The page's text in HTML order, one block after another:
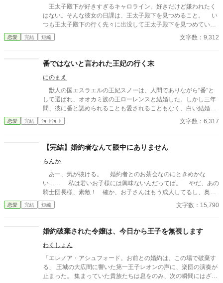
王太子殿下が好きすぎるキャロライン。好きだけど嫌われたく
はない。そんな彼女の日課は、王太子殿下を見つめること。 い
つも王太子殿下の行く先々に出没して王太子殿下を見つめていた
が、ついにそんな生活が終わるときが来る。 聖女が現れたの
だ。そして、さらにショックなことに、自分が乙女ゲームの世界
殿下に嫌われたくはないキャロラインは、王太子殿下の前から姿
を消すことにした。そんなお話です。 ちょっと切ないお話で
す。
恋愛 完結 短編 文字数：9,312
番ではないと言われた王妃の行く末
にのまえ
獣人の国エスラエルの王妃スノーは、人間でありながら“番”と
して選ばれ、オオカミ族の王ローレンスと結婚した。しかし三年
間、彼に番と認められることも愛されることもなく、白い結婚の
まま冷遇され続ける。 それでも王妃として国に尽くしてきたス
ノーだったが、ある日、ローレンスが別の令嬢レイアーを懐妊さ
決意し、国を去ろうとする。 しかしその道中、レイアー嬢の実
家の襲撃に遭い、スノーは命を落とす寸前、自身の命と引き換え
に広域回復魔法で多くの命を救う。 これでスノーの、人生は終
わりのはずだった。 だが次に目を覚ますと、スノーは三年前の
結婚式当日に戻っていた。何度死んでも、何度拒絶しても、結婚
式の誓いの瞬間へと戻される。 番から逃れようと、スノーは何
恋愛 完結 ｼｮｰﾄｼｮｰﾄ 文字数：6,317
【完結】婚約者なんて眼中にありません
らんか
あー、気が抜ける。 婚約者とのお茶会なのにときめかな
い…… 私は若いお子様には興味ないんだってば。 やだ、あの
騎士団長様、素敵！ 確か、お子さんはもう成人してるし、奥様
が亡くなってからずっと、独り身だったような？ 大人の哀愁
が滲み出ているわぁ。 それに強くて守ってもらえそう。 男は
は、そんな事を考えているおじ様好きの婚約者と、その婚約者を
何とか振り向かせたい王子が奮闘する物語…… 短めのお話です。
サクッと、読み終えてしまえます。
恋愛 完結 短編 文字数：15,790
婚約破棄された令嬢は、今日から王子を無視します
わくしょん
「エレノア・アシュフォード。お前との婚約は、この場で破棄す
る」 王城の大広間に響いた第一王子レオンの声に、楽団の演奏が
止まった。 集まっていた貴族たちは息をのみ、次の瞬間にはざわ